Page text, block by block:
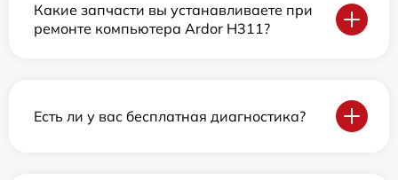
Какие запчасти вы устанавливаете при
ремонте компьютера Ardor H311?
Есть ли у вас бесплатная диагностика?